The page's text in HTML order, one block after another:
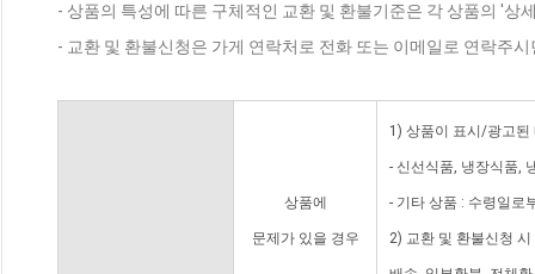
- 상품의 특성에 따른 구체적인 교환 및 환불기준은 각 상품의 '상
- 교환 및 환불신청은 가게 연락처로 전화 또는 이메일로 연락주
상품에
문제가 있을 경우
1) 상품이 표시/광고된
- 신선식품, 냉장식품,
- 기타 상품 : 수령일로
2) 교환 및 환불신청